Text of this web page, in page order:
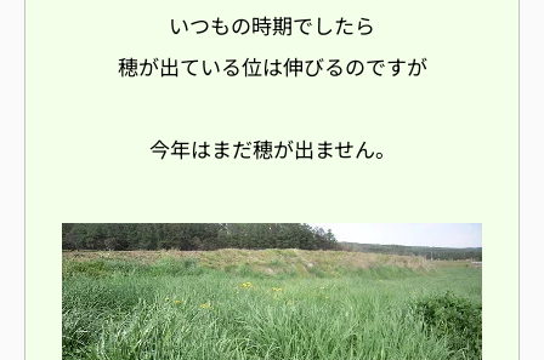
いつもの時期でしたら
穂が出ている位は伸びるのですが
今年はまだ穂が出ません。